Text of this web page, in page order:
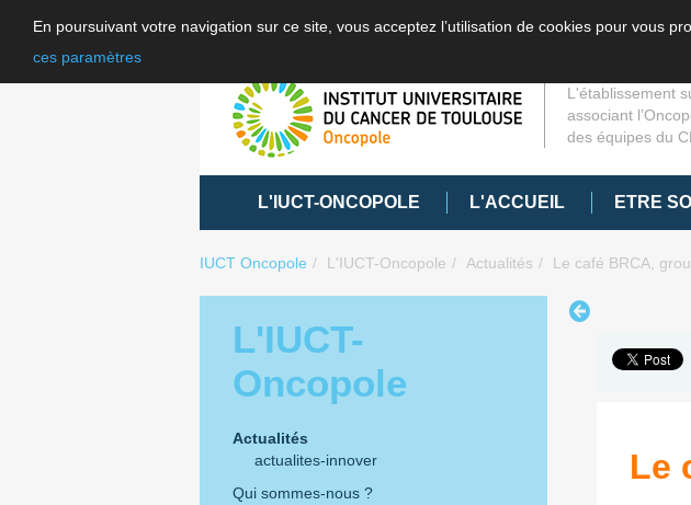
En poursuivant votre navigation sur ce site, vous acceptez l’utilisation de cookies pour vous
ces paramètres
L'établissement
associant
des équipes du
L'IUCT-ONCOPOLE L'ACCUEIL ETRE
IUCT Oncopole L'IUCT-Oncopole Actualités Le café BRCA,
L'IUCT-
Oncopole
Actualités
actualites-innover
Qui sommes-nous ?
Le